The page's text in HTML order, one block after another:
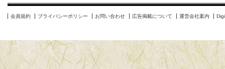
会員規約 プライバシーポリシー お問い合わせ 広告掲載について 運営会社案内